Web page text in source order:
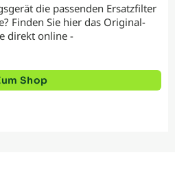
die passenden Ersatzfilter
Finden Sie hier das Original-
direkt online -
Shop